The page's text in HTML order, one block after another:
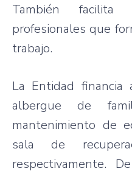
También facilita
profesionales que
trabajo.
La Entidad financia
albergue de
mantenimiento de
sala de
respectivamente.